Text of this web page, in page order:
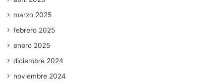
marzo 2025
febrero 2025
enero 2025
diciembre 2024
noviembre 2024